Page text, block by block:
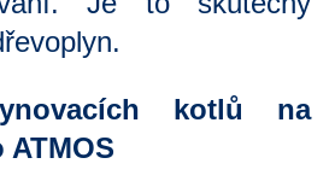
kotlů na